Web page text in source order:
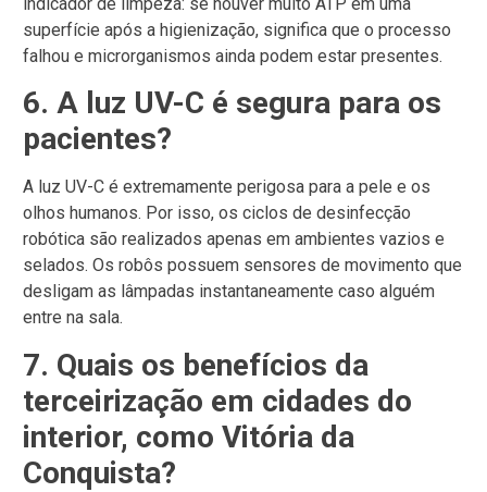
superfície após a higienização, significa que o processo
falhou e microrganismos ainda podem estar presentes.
6. A luz UV-C é segura para os
pacientes?
A luz UV-C é extremamente perigosa para a pele e os
olhos humanos. Por isso, os ciclos de desinfecção
robótica são realizados apenas em ambientes vazios e
selados. Os robôs possuem sensores de movimento que
desligam as lâmpadas instantaneamente caso alguém
entre na sala.
7. Quais os benefícios da
terceirização em cidades do
interior, como Vitória da
Conquista?